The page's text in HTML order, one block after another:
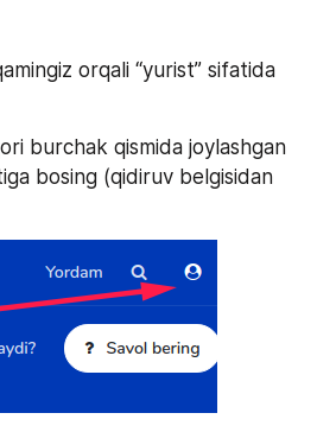
burchak qismida joylashgan
bosing (qidiruv belgisidan